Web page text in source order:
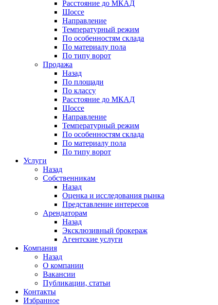
Расстояние до МКАД
Шоссе
Направление
Температурный режим
По особенностям склада
По материалу пола
По типу ворот
Продажа
Назад
По площади
По классу
Расстояние до МКАД
Шоссе
Направление
Температурный режим
По особенностям склада
По материалу пола
По типу ворот
Услуги
Назад
Собственникам
Назад
Оценка и исследования рынка
Представление интересов
Арендаторам
Назад
Эксклюзивный брокераж
Агентские услуги
Компания
Назад
О компании
Вакансии
Публикации, статьи
Контакты
Избранное